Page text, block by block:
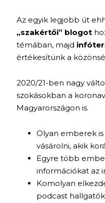
Az egyik legjobb út
„szakértői” blogot
témában, majd
értékesítünk a
2020/21-ben nagy
szokásokban a
Magyarországon is.
Olyan emberek
vásárolni, akik
Egyre több
információkat az
Komolyan
podcast